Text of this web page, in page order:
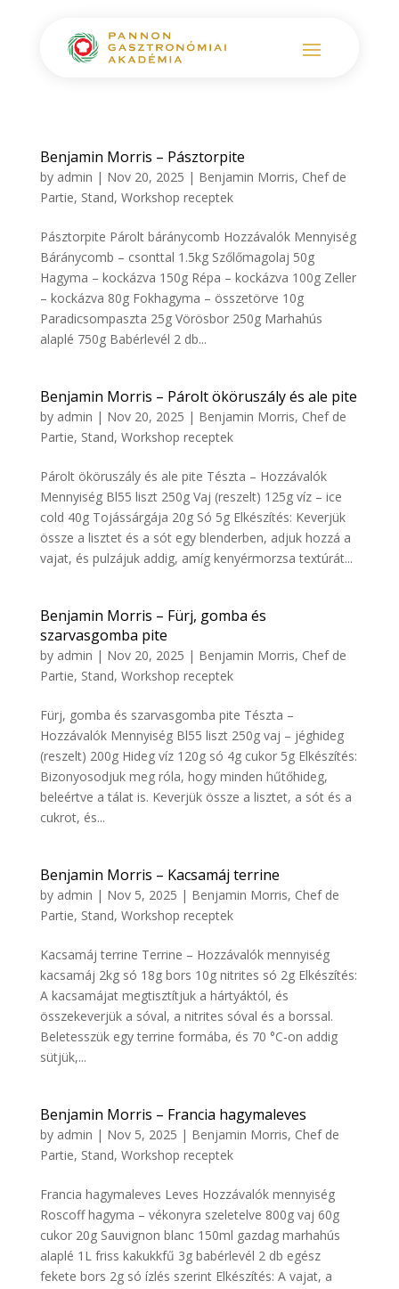
Benjamin Morris – Pásztorpite
by admin | Nov 20, 2025 | Benjamin Morris, Chef de
Partie, Stand, Workshop receptek
Pásztorpite Párolt báránycomb Hozzávalók Mennyiség
Báránycomb – csonttal 1.5kg Szőlőmagolaj 50g
Hagyma – kockázva 150g Répa – kockázva 100g Zeller
– kockázva 80g Fokhagyma – összetörve 10g
Paradicsompaszta 25g Vörösbor 250g Marhahús
alaplé 750g Babérlevél 2 db...
Benjamin Morris – Párolt ököruszály és ale pite
by admin | Nov 20, 2025 | Benjamin Morris, Chef de
Partie, Stand, Workshop receptek
Párolt ököruszály és ale pite Tészta – Hozzávalók
Mennyiség Bl55 liszt 250g Vaj (reszelt) 125g víz – ice
cold 40g Tojássárgája 20g Só 5g Elkészítés: Keverjük
össze a lisztet és a sót egy blenderben, adjuk hozzá a
vajat, és pulzájuk addig, amíg kenyérmorzsa textúrát...
Benjamin Morris – Fürj, gomba és
szarvasgomba pite
by admin | Nov 20, 2025 | Benjamin Morris, Chef de
Partie, Stand, Workshop receptek
Fürj, gomba és szarvasgomba pite Tészta –
Hozzávalók Mennyiség Bl55 liszt 250g vaj – jéghideg
(reszelt) 200g Hideg víz 120g só 4g cukor 5g Elkészítés:
Bizonyosodjuk meg róla, hogy minden hűtőhideg,
beleértve a tálat is. Keverjük össze a lisztet, a sót és a
cukrot, és...
Benjamin Morris – Kacsamáj terrine
by admin | Nov 5, 2025 | Benjamin Morris, Chef de
Partie, Stand, Workshop receptek
Kacsamáj terrine Terrine – Hozzávalók mennyiség
kacsamáj 2kg só 18g bors 10g nitrites só 2g Elkészítés:
A kacsamájat megtisztítjuk a hártyáktól, és
összekeverjük a sóval, a nitrites sóval és a borssal.
Beletesszük egy terrine formába, és 70 °C-on addig
sütjük,...
Benjamin Morris – Francia hagymaleves
by admin | Nov 5, 2025 | Benjamin Morris, Chef de
Partie, Stand, Workshop receptek
Francia hagymaleves Leves Hozzávalók mennyiség
Roscoff hagyma – vékonyra szeletelve 800g vaj 60g
cukor 20g Sauvignon blanc 150ml gazdag marhahús
alaplé 1L friss kakukkfű 3g babérlevél 2 db egész
fekete bors 2g só ízlés szerint Elkészítés: A vajat, a